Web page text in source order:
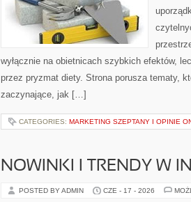
wyłącznie na obietnicach szybkich efektów,
przez pryzmat diety. Strona porusza tematy,
zaczynające, jak […]
CATEGORIES: MARKETING SZEPTANY I OPINIE
NOWINKI I TRENDY W
POSTED BY ADMIN CZE - 17 - 2026